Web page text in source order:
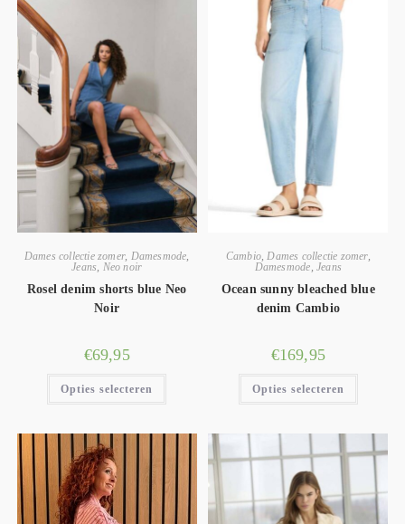
Dames collectie zomer, Damesmode,
Jeans, Neo noir
Rosel denim shorts blue Neo
Noir
€69,95
Opties selecteren
Cambio,Dames collectie zomer,
Damesmode, Jeans
Ocean sunny bleached blue
denim Cambio
€169,95
Opties selecteren